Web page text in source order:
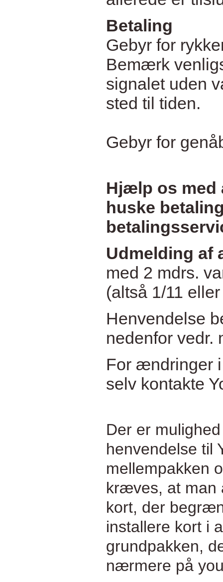
Betaling
Gebyr for
Bemærk
signalet uden
sted til tiden.
Gebyr for
Hjælp os med
huske
Udmelding af
med 2 mdrs.
(altså 1/11
Henvendelse
nedenfor vedr.
For ændringer
selv kontakte
Der er
henvendelse til
mellempakken
kræves, at man
kort, der
installere kort i
grundpakken,
nærmere på